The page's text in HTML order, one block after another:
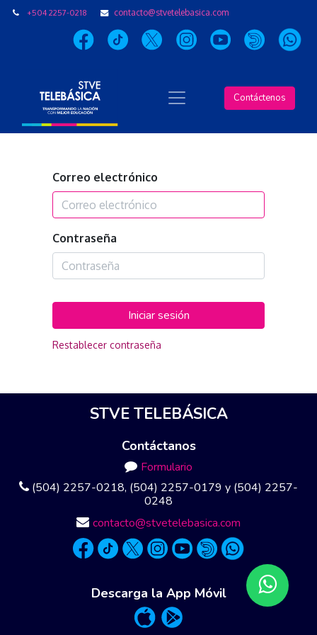
+504 2257-0218 contacto@stvetelebasica.com
Contáctenos
Correo electrónico
Contraseña
Iniciar sesión
Restablecer contraseña
STVE TELEBÁSICA
Contáctanos
Formulario
(504) 2257-0218, (504) 2257-0179 y (504) 2257-
0248
contacto@stvetelebasica.com
Descarga la App Móvil